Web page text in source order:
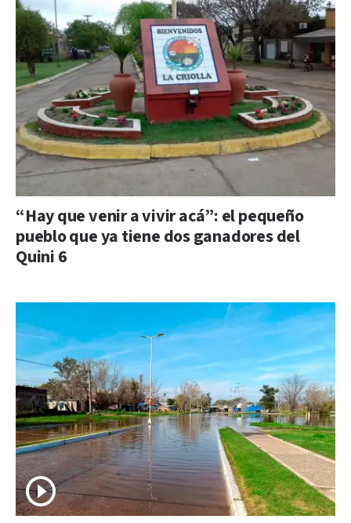
“Hay que venir a vivir acá”: el pequeño
pueblo que ya tiene dos ganadores del
Quini 6